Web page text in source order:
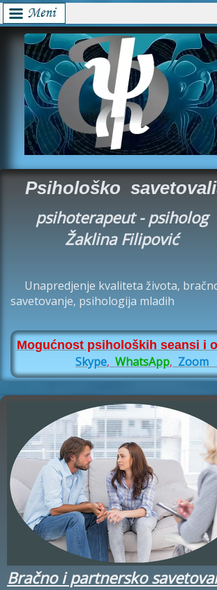
Psihološko
psihoterapeut - psiholog
Žaklina Filipović
Unapredjenje kvaliteta života,
savetovanje, psihologija mladih
Mogućnost psiholoških seansi i
Skype, WhatsApp, Zoom
Bračno i partnersko